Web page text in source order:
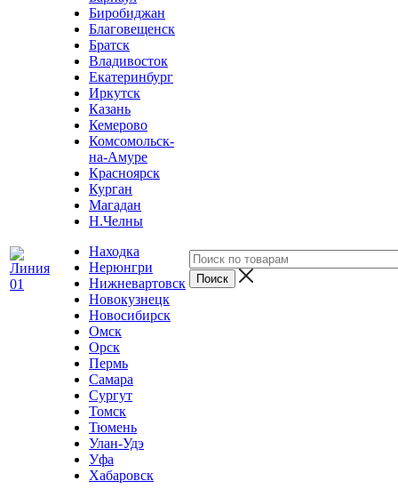
Биробиджан
Благовещенск
Братск
Владивосток
Екатеринбург
Иркутск
Казань
Кемерово
Комсомольск-
на-Амуре
Красноярск
Курган
Магадан
Н.Челны
Находка
Нерюнгри
Нижневартовск
Новокузнецк
Новосибирск
Омск
Орск
Пермь
Самара
Сургут
Томск
Тюмень
Улан-Удэ
Уфа
Хабаровск